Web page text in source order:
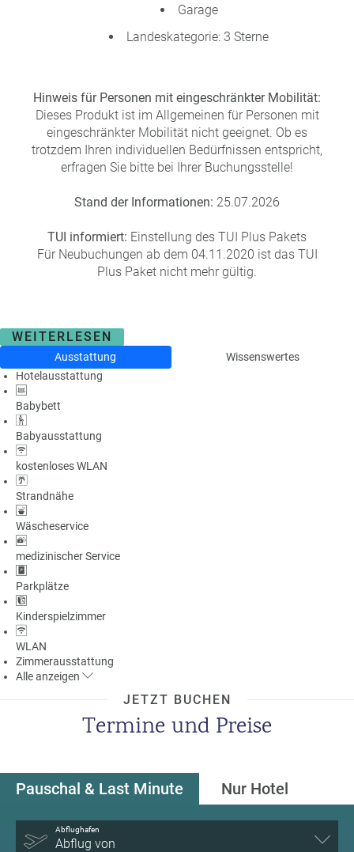
Garage
Landeskategorie: 3 Sterne
Hinweis für Personen mit eingeschränkter Mobilität:
Dieses Produkt ist im Allgemeinen für Personen mit
eingeschränkter Mobilität nicht geeignet. Ob es
trotzdem Ihren individuellen Bedürfnissen entspricht,
erfragen Sie bitte bei Ihrer Buchungsstelle!
Stand der Informationen: 25.07.2026
TUI informiert: Einstellung des TUI Plus Pakets
Für Neubuchungen ab dem 04.11.2020 ist das TUI
Plus Paket nicht mehr gültig.
WEITERLESEN
Ausstattung
Wissenswertes
Hotelausstattung
Babybett
Babyausstattung
kostenloses WLAN
Strandnähe
Wäscheservice
medizinischer Service
Parkplätze
Kinderspielzimmer
WLAN
Zimmerausstattung
Alleanzeigen
JETZT BUCHEN
Termine und Preise
Pauschal & Last Minute Nur Hotel
Abflughafen
Abflug von